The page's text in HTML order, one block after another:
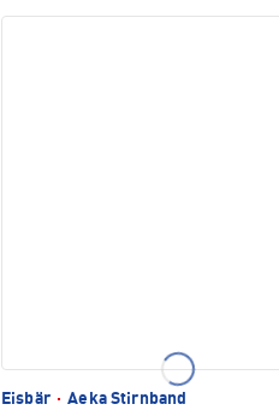
Eisbär · Aeka Stirnband